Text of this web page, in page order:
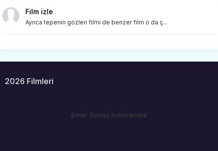
Film izle
Ayrıca tepenin gözleri filmi de benzer film o da ç...
2026 Filmleri
Error: Sonuç bulunamadı